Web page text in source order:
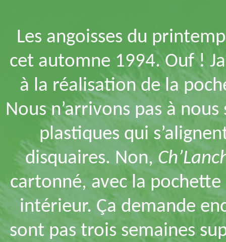
Les angoisses du
cet automne 1994. Ouf !
à la réalisation de la
Nous n’arrivons pas à
plastiques qui
disquaires. Non,
cartonné, avec la
intérieur. Ça demande
sont pas trois semaines